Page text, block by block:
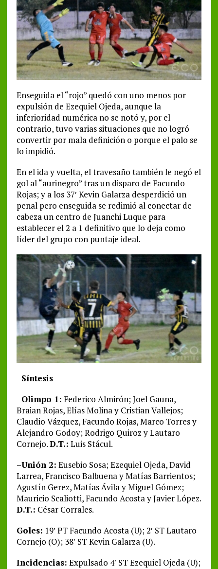
Enseguida el “rojo” quedó con uno menos por
expulsión de Ezequiel Ojeda, aunque la
inferioridad numérica no se notó y, por el
contrario, tuvo varias situaciones que no logró
convertir por mala definición o porque el palo se
lo impidió.
En el ida y vuelta, el travesaño también le negó el
gol al “aurinegro” tras un disparo de Facundo
Rojas; y a los 37′ Kevin Galarza desperdició un
penal pero enseguida se redimió al conectar de
cabeza un centro de Juanchi Luque para
establecer el 2 a 1 definitivo que lo deja como
líder del grupo con puntaje ideal.
Síntesis
–Olimpo 1: Federico Almirón; Joel Gauna,
Braian Rojas, Elías Molina y Cristian Vallejos;
Claudio Vázquez, Facundo Rojas, Marco Torres y
Alejandro Godoy; Rodrigo Quiroz y Lautaro
Cornejo.D.T.: Luis Stácul.
–Unión 2: Eusebio Sosa; Ezequiel Ojeda, David
Larrea, Francisco Balbuena y Matías Barrientos;
Agustín Gerez, Matías Ávila y Miguel Gómez;
Mauricio Scaliotti, Facundo Acosta y Javier López.
D.T.: César Corrales.
Goles: 19′ PT Facundo Acosta (U); 2′ ST Lautaro
Cornejo (O); 38′ ST Kevin Galarza (U).
Incidencias: Expulsado 4′ ST Ezequiel Ojeda (U);